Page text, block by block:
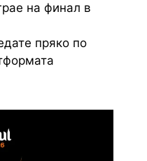
на финал в
пряко по